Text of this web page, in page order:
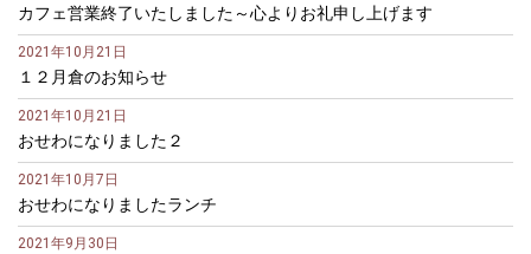
カフェ営業終了いたしました～心よりお礼申し上げます
2021年10月21日
１２月倉のお知らせ
2021年10月21日
おせわになりました２
2021年10月7日
おせわになりましたランチ
2021年9月30日